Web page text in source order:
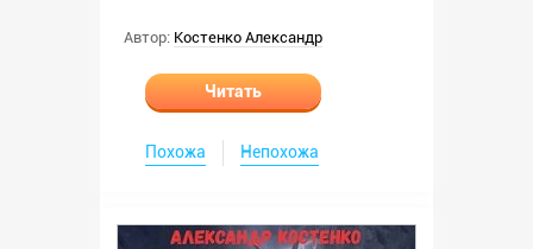
Автор: Костенко Александр
Читать
Похожа Непохожа